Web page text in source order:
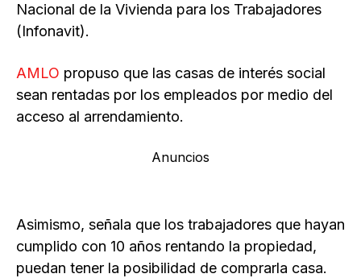
Nacional de la Vivienda para los Trabajadores
(Infonavit).
AMLO propuso que las casas de interés social
sean rentadas por los empleados por medio del
acceso al arrendamiento.
Anuncios
Asimismo, señala que los trabajadores que hayan
cumplido con 10 años rentando la propiedad,
puedan tener la posibilidad de comprarla casa.